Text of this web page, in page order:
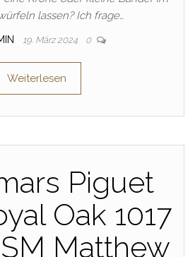
lassen? Ich frage…
19. März 2024 0
Weiterlesen
Piguet
Oak 1017
Matthew